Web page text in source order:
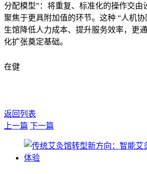
分配模型”：将重复、标准化的操作交由
聚焦于更具附加值的环节。这种 “人机
生馆降低人力成本、提升服务效率，更
化扩张奠定基础。
在健
返回列表
上一篇 下一篇